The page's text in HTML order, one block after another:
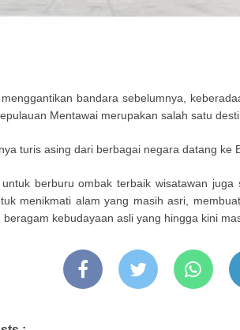
bandara sebelumnya,
Mentawai merupakan salah satu
turis asing dari berbagai negara datang ke
berburu ombak terbaik wisatawan
menikmati alam yang masih asri,
beragam kebudayaan asli yang hingga kini